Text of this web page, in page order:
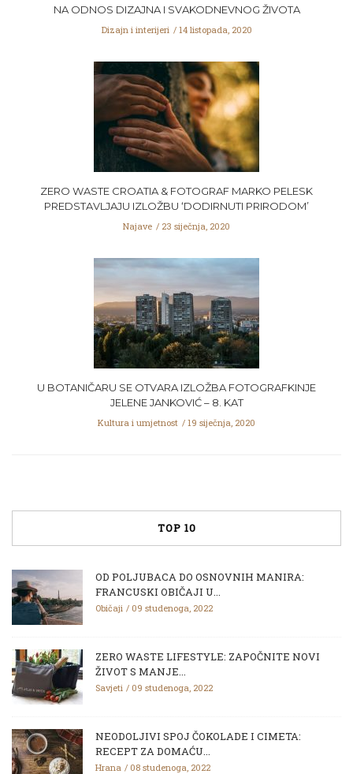
NA ODNOS DIZAJNA I SVAKODNEVNOG ŽIVOTA
Dizajn i interijeri 14 listopada, 2020
ZERO WASTE CROATIA & FOTOGRAF MARKO PELESK
PREDSTAVLJAJU IZLOŽBU ‘DODIRNUTI PRIRODOM’
Najave 23 siječnja, 2020
U BOTANIČARU SE OTVARA IZLOŽBA FOTOGRAFKINJE
JELENE JANKOVIĆ – 8. KAT
Kultura i umjetnost 19 siječnja, 2020
TOP 10
OD POLJUBACA DO OSNOVNIH MANIRA:
FRANCUSKI OBIČAJI U...
Običaji 09 studenoga, 2022
ZERO WASTE LIFESTYLE: ZAPOČNITE NOVI
ŽIVOT S MANJE...
Savjeti 09 studenoga, 2022
NEODOLJIVI SPOJ ČOKOLADE I CIMETA:
RECEPT ZA DOMAĆU...
Hrana 08 studenoga, 2022